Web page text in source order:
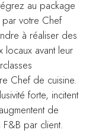
au package
votre Chef
à réaliser des
locaux avant leur
Chef de cuisine.
forte, incitent
de
F&B par client.